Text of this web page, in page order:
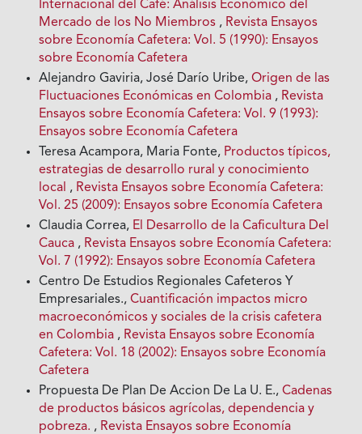
Internacional del Café: Análisis Económico del
Mercado de los No Miembros , Revista Ensayos
sobre Economía Cafetera: Vol. 5 (1990): Ensayos
sobre Economía Cafetera
Alejandro Gaviria, José Darío Uribe,Origen de las
Fluctuaciones Económicas en Colombia , Revista
Ensayos sobre Economía Cafetera: Vol. 9 (1993):
Ensayos sobre Economía Cafetera
Teresa Acampora, Maria Fonte, Productos típicos,
estrategias de desarrollo rural y conocimiento
local , Revista Ensayos sobre Economía Cafetera:
Vol. 25 (2009): Ensayos sobre Economía Cafetera
Claudia Correa, El Desarrollo de la Caficultura Del
Cauca , Revista Ensayos sobre Economía Cafetera:
Vol. 7 (1992): Ensayos sobre Economía Cafetera
Centro De Estudios Regionales Cafeteros Y
Empresariales.,Cuantificación impactos micro
macroeconómicos y sociales de la crisis cafetera
en Colombia , Revista Ensayos sobre Economía
Cafetera: Vol. 18 (2002): Ensayos sobre Economía
Cafetera
Propuesta De Plan De Accion De La U. E.,Cadenas
de productos básicos agrícolas, dependencia y
pobreza. , Revista Ensayos sobre Economía